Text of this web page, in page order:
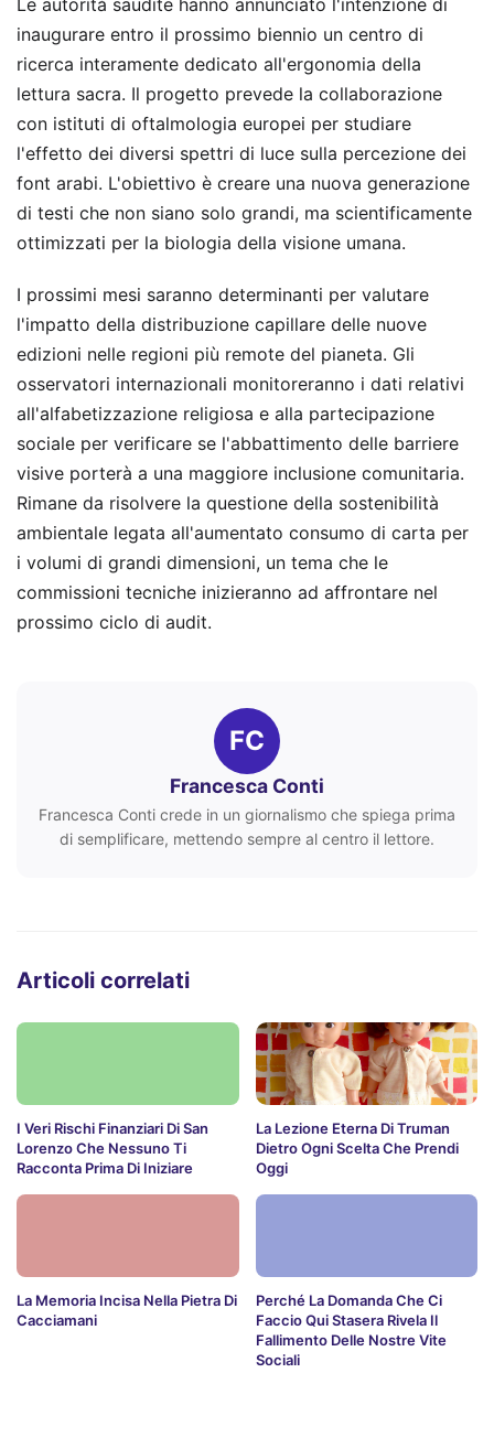
Le autorità saudite hanno annunciato l'intenzione di
inaugurare entro il prossimo biennio un centro di
ricerca interamente dedicato all'ergonomia della
lettura sacra. Il progetto prevede la collaborazione
con istituti di oftalmologia europei per studiare
l'effetto dei diversi spettri di luce sulla percezione dei
font arabi. L'obiettivo è creare una nuova generazione
di testi che non siano solo grandi, ma scientificamente
ottimizzati per la biologia della visione umana.
I prossimi mesi saranno determinanti per valutare
l'impatto della distribuzione capillare delle nuove
edizioni nelle regioni più remote del pianeta. Gli
osservatori internazionali monitoreranno i dati relativi
all'alfabetizzazione religiosa e alla partecipazione
sociale per verificare se l'abbattimento delle barriere
visive porterà a una maggiore inclusione comunitaria.
Rimane da risolvere la questione della sostenibilità
ambientale legata all'aumentato consumo di carta per
i volumi di grandi dimensioni, un tema che le
commissioni tecniche inizieranno ad affrontare nel
prossimo ciclo di audit.
FC
Francesca Conti
Francesca Conti crede in un giornalismo che spiega prima
di semplificare, mettendo sempre al centro il lettore.
Articoli correlati
I Veri Rischi Finanziari Di San
Lorenzo Che Nessuno Ti
Racconta Prima Di Iniziare
La Lezione Eterna Di Truman
Dietro Ogni Scelta Che Prendi
Oggi
La Memoria Incisa Nella Pietra Di
Cacciamani
Perché La Domanda Che Ci
Faccio Qui Stasera Rivela Il
Fallimento Delle Nostre Vite
Sociali